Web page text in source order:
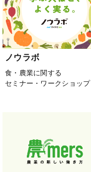
ノウラボ
食・農業に関する
セミナー・ワークショップ